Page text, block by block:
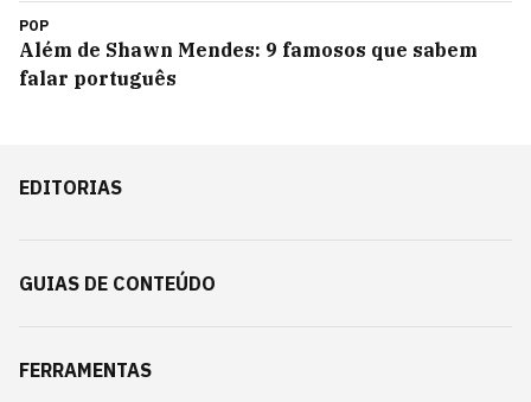
POP
Além de Shawn Mendes: 9 famosos que sabem
falar português
EDITORIAS
GUIAS DE CONTEÚDO
FERRAMENTAS